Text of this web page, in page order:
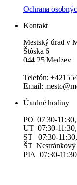
Ochrana
Kontakt
Mestský úrad v
Štóska 6
044 25 Medzev
Telefón:
Email:
Úradné hodiny
PO 07:30-
UT 07:30-
ST 07:30-
ŠT Nestránkový
PIA 07:30-11:30